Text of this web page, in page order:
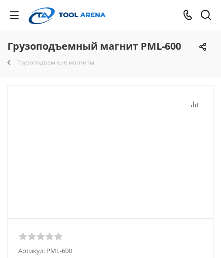
Грузоподъемный магнит PML-600
Грузоподъемные магниты
Артикул: PML-600